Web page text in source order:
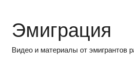
содержимому
Эмиграция
Видео и материалы от эмигрантов